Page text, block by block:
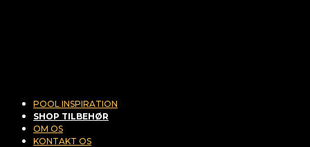
POOL INSPIRATION
SHOP TILBEHØR
OM OS
KONTAKT OS